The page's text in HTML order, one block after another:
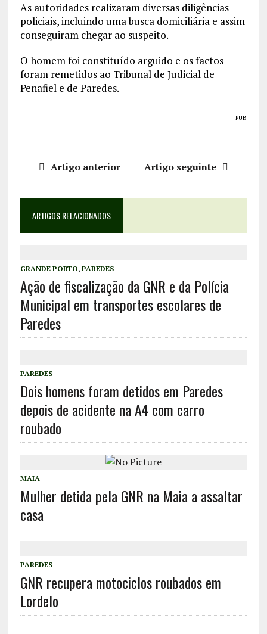
As autoridades realizaram diversas diligências
policiais, incluindo uma busca domiciliária e assim
conseguiram chegar ao suspeito.
O homem foi constituído arguido e os factos
foram remetidos ao Tribunal de Judicial de
Penafiel e de Paredes.
PUB
Artigo anterior Artigo seguinte
ARTIGOS RELACIONADOS
GRANDE PORTO, PAREDES
Ação de fiscalização da GNR e da Polícia
Municipal em transportes escolares de
Paredes
PAREDES
Dois homens foram detidos em Paredes
depois de acidente na A4 com carro
roubado
MAIA
Mulher detida pela GNR na Maia a assaltar
casa
PAREDES
GNR recupera motociclos roubados em
Lordelo